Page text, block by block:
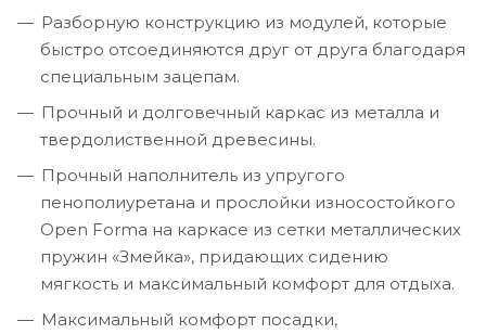
Разборную конструкцию из модулей, которые
быстро отсоединяются друг от друга благодаря
специальным зацепам.
Прочный и долговечный каркас из металла и
твердолиственной древесины.
Прочный наполнитель из упругого
пенополиуретана и прослойки износостойкого
Open Formа на каркасе из сетки металлических
пружин «Змейка», придающих сидению
мягкость и максимальный комфорт для отдыха.
Максимальный комфорт посадки,